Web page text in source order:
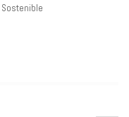
Sostenible